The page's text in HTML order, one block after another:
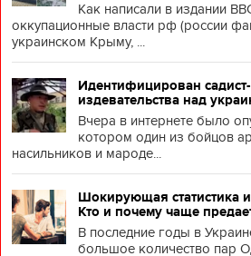
Как написали в издании
оккупационные власти рф (россии
украинском Крыму, ...
Идентифицирован
издевательства над
Вчера в интернете было
котором один из бойцов
насильников и мароде...
Шокирующая статистика
Кто и почему чаще
В последние годы в
большое количество пар